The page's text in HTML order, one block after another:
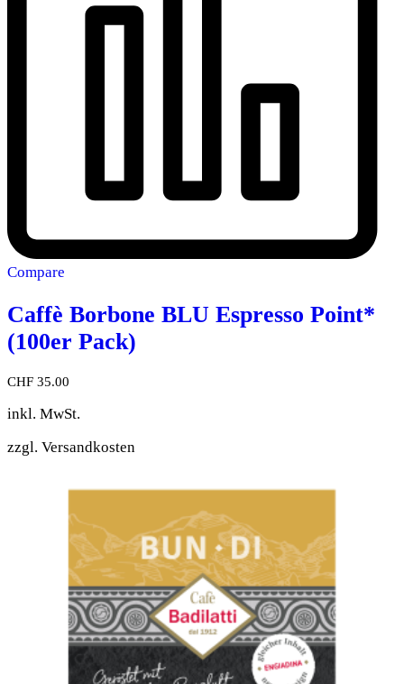
Compare
Caffè Borbone BLU Espresso Point*
(100er Pack)
CHF 35.00
inkl. MwSt.
zzgl. Versandkosten